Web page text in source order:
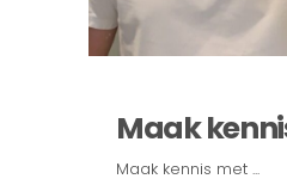
Maak
Maak kennis met ...